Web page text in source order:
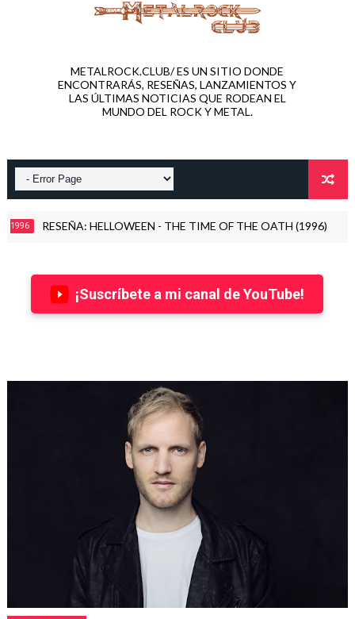
METALROCK.CLUB/ ES UN SITIO DONDE
ENCONTRARÁS, RESEÑAS, LANZAMIENTOS Y
LAS ÚLTIMAS NOTICIAS QUE RODEAN EL
MUNDO DEL ROCK Y METAL.
RESEÑA: HELLOWEEN - THE TIME OF THE OATH (1996)
¡Suscríbete a mi canal de YouTube!